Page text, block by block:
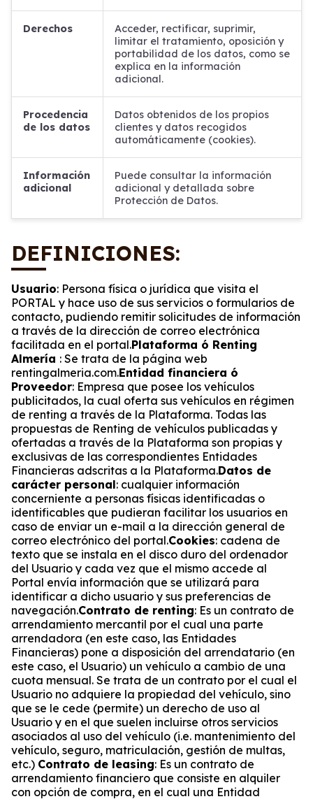
Derechos
Acceder, rectificar, suprimir,
limitar el tratamiento, oposición y
portabilidad de los datos, como se
explica en la información
adicional.
Procedencia
de los datos
Datos obtenidos de los propios
clientes y datos recogidos
automáticamente (cookies).
Información
adicional
Puede consultar la información
adicional y detallada sobre
Protección de Datos.
DEFINICIONES:
Usuario: Persona física o jurídica que visita el
PORTAL y hace uso de sus servicios o formularios de
contacto, pudiendo remitir solicitudes de información
a través de la dirección de correo electrónica
facilitada en el portal.Plataforma ó Renting
Almería : Se trata de la página web
rentingalmeria.com.Entidad financiera ó
Proveedor: Empresa que posee los vehículos
publicitados, la cual oferta sus vehículos en régimen
de renting a través de la Plataforma. Todas las
propuestas de Renting de vehículos publicadas y
ofertadas a través de la Plataforma son propias y
exclusivas de las correspondientes Entidades
Financieras adscritas a la Plataforma.Datos de
carácter personal: cualquier información
concerniente a personas físicas identificadas o
identificables que pudieran facilitar los usuarios en
caso de enviar un e-mail a la dirección general de
correo electrónico del portal.Cookies: cadena de
texto que se instala en el disco duro del ordenador
del Usuario y cada vez que el mismo accede al
Portal envía información que se utilizará para
identificar a dicho usuario y sus preferencias de
navegación.Contrato de renting: Es un contrato de
arrendamiento mercantil por el cual una parte
arrendadora (en este caso, las Entidades
Financieras) pone a disposición del arrendatario (en
este caso, el Usuario) un vehículo a cambio de una
cuota mensual. Se trata de un contrato por el cual el
Usuario no adquiere la propiedad del vehículo, sino
que se le cede (permite) un derecho de uso al
Usuario y en el que suelen incluirse otros servicios
asociados al uso del vehículo (i.e. mantenimiento del
vehículo, seguro, matriculación, gestión de multas,
etc.) Contrato de leasing: Es un contrato de
arrendamiento financiero que consiste en alquiler
con opción de compra, en el cual una Entidad